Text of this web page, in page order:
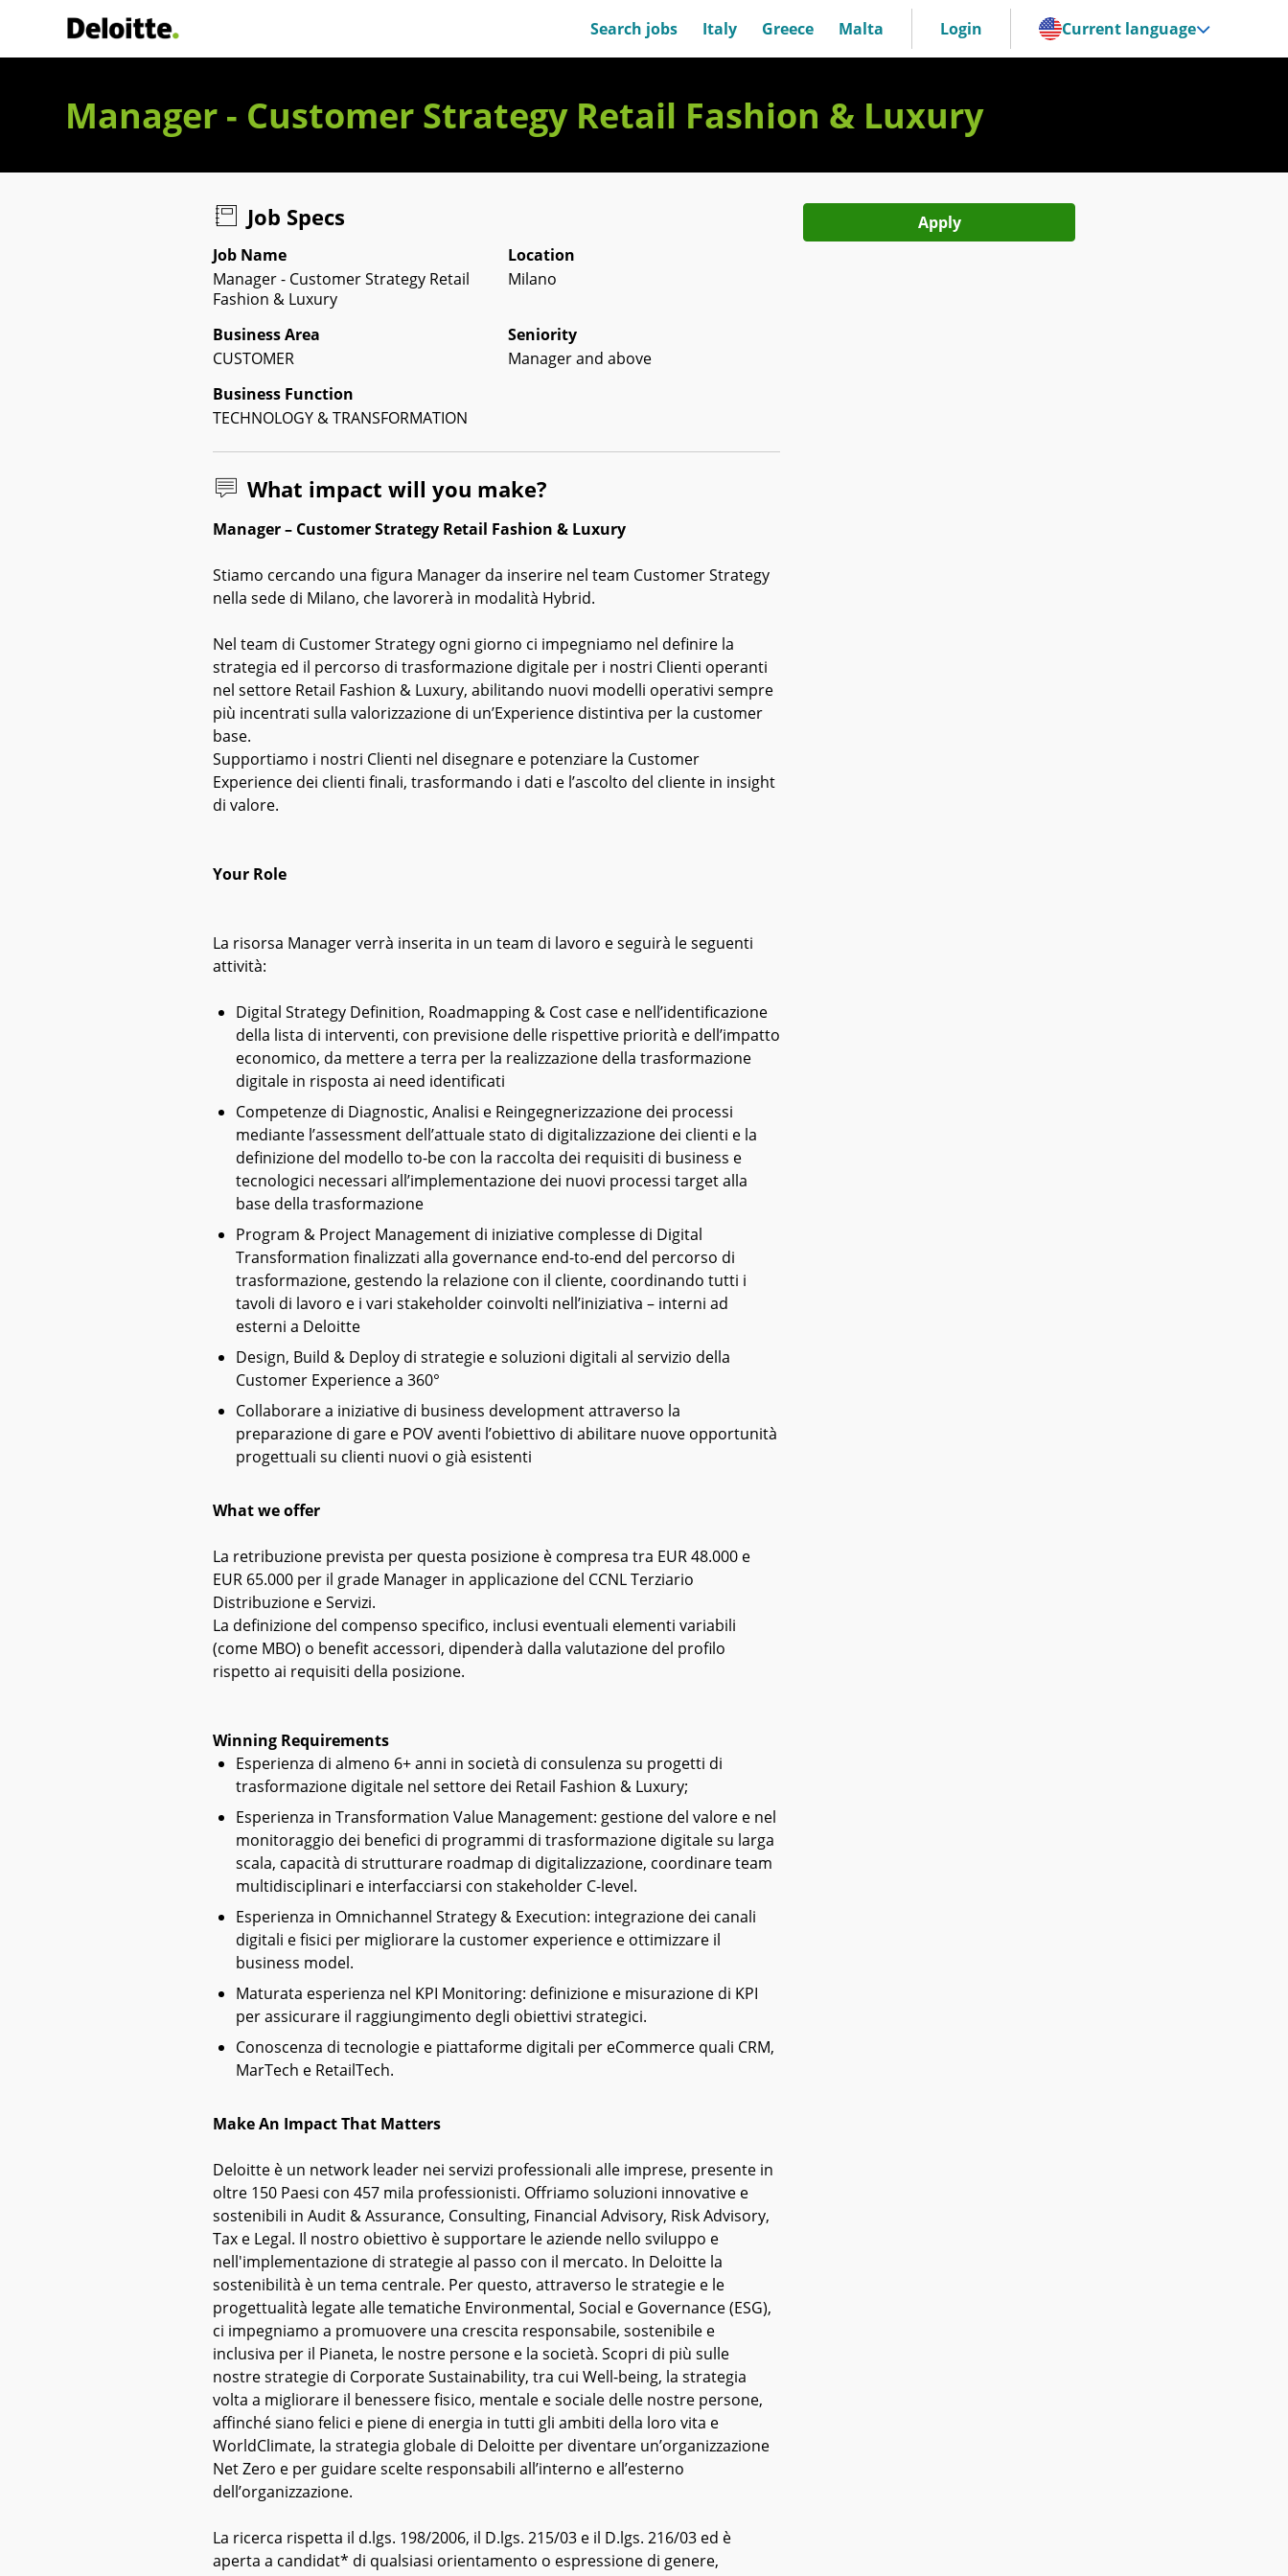
Deloitte Italia Search jobs Italy Greece Malta Login Current language
Manager - Customer Strategy Retail Fashion & Luxury
Job Specs
Job Name
Manager - Customer Strategy Retail
Fashion & Luxury
Location
Milano
Business Area
CUSTOMER
Seniority
Manager and above
Business Function
TECHNOLOGY & TRANSFORMATION
What impact will you make?
Manager – Customer Strategy Retail Fashion & Luxury
Stiamo cercando una figura Manager da inserire nel team Customer Strategy
nella sede di Milano, che lavorerà in modalità Hybrid.
Nel team di Customer Strategy ogni giorno ci impegniamo nel definire la
strategia ed il percorso di trasformazione digitale per i nostri Clienti operanti
nel settore Retail Fashion & Luxury, abilitando nuovi modelli operativi sempre
più incentrati sulla valorizzazione di un’Experience distintiva per la customer
base.
Supportiamo i nostri Clienti nel disegnare e potenziare la Customer
Experience dei clienti finali, trasformando i dati e l’ascolto del cliente in insight
di valore.
Your Role
La risorsa Manager verrà inserita in un team di lavoro e seguirà le seguenti
attività:
Digital Strategy Definition, Roadmapping & Cost case e nell’identificazione
della lista di interventi, con previsione delle rispettive priorità e dell’impatto
economico, da mettere a terra per la realizzazione della trasformazione
digitale in risposta ai need identificati
Competenze di Diagnostic, Analisi e Reingegnerizzazione dei processi
mediante l’assessment dell’attuale stato di digitalizzazione dei clienti e la
definizione del modello to-be con la raccolta dei requisiti di business e
tecnologici necessari all’implementazione dei nuovi processi target alla
base della trasformazione
Program & Project Management di iniziative complesse di Digital
Transformation finalizzati alla governance end-to-end del percorso di
trasformazione, gestendo la relazione con il cliente, coordinando tutti i
tavoli di lavoro e i vari stakeholder coinvolti nell’iniziativa – interni ad
esterni a Deloitte
Design, Build & Deploy di strategie e soluzioni digitali al servizio della
Customer Experience a 360°
Collaborare a iniziative di business development attraverso la
preparazione di gare e POV aventi l’obiettivo di abilitare nuove opportunità
progettuali su clienti nuovi o già esistenti
What we offer
La retribuzione prevista per questa posizione è compresa tra EUR 48.000 e
EUR 65.000 per il grade Manager in applicazione del CCNL Terziario
Distribuzione e Servizi.
La definizione del compenso specifico, inclusi eventuali elementi variabili
(come MBO) o benefit accessori, dipenderà dalla valutazione del profilo
rispetto ai requisiti della posizione.
Winning Requirements
Esperienza di almeno 6+ anni in società di consulenza su progetti di
trasformazione digitale nel settore dei Retail Fashion & Luxury;
Esperienza in Transformation Value Management: gestione del valore e nel
monitoraggio dei benefici di programmi di trasformazione digitale su larga
scala, capacità di strutturare roadmap di digitalizzazione, coordinare team
multidisciplinari e interfacciarsi con stakeholder C-level.
Esperienza in Omnichannel Strategy & Execution: integrazione dei canali
digitali e fisici per migliorare la customer experience e ottimizzare il
business model.
Maturata esperienza nel KPI Monitoring: definizione e misurazione di KPI
per assicurare il raggiungimento degli obiettivi strategici.
Conoscenza di tecnologie e piattaforme digitali per eCommerce quali CRM,
MarTech e RetailTech.
Make An Impact That Matters
Deloitte è un network leader nei servizi professionali alle imprese, presente in
oltre 150 Paesi con 457 mila professionisti. Offriamo soluzioni innovative e
sostenibili in Audit & Assurance, Consulting, Financial Advisory, Risk Advisory,
Tax e Legal. Il nostro obiettivo è supportare le aziende nello sviluppo e
nell'implementazione di strategie al passo con il mercato. In Deloitte la
sostenibilità è un tema centrale. Per questo, attraverso le strategie e le
progettualità legate alle tematiche Environmental, Social e Governance (ESG),
ci impegniamo a promuovere una crescita responsabile, sostenibile e
inclusiva per il Pianeta, le nostre persone e la società. Scopri di più sulle
nostre strategie di Corporate Sustainability, tra cui Well-being, la strategia
volta a migliorare il benessere fisico, mentale e sociale delle nostre persone,
affinché siano felici e piene di energia in tutti gli ambiti della loro vita e
WorldClimate, la strategia globale di Deloitte per diventare un’organizzazione
Net Zero e per guidare scelte responsabili all’interno e all’esterno
dell’organizzazione.
La ricerca rispetta il d.lgs. 198/2006, il D.lgs. 215/03 e il D.lgs. 216/03 ed è
aperta a candidat* di qualsiasi orientamento o espressione di genere,
Apply